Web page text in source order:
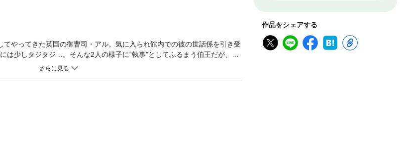
作品をシェアする
やってきた英国の御曹司・アル。気に入られ館内での彼の世話係を引き受
は少しタジタジ…。そんな2人の様子に“執事”としてふるまう伯王だが、内